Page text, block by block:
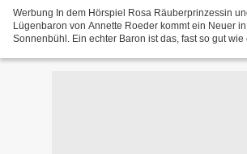
Werbung In dem Hörspiel Rosa Räuberprinzessin
Lügenbaron von Annette Roeder kommt ein Neuer
Sonnenbühl. Ein echter Baron ist das, fast so gut